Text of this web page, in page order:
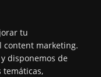
tu
content marketing.
disponemos de
temáticas,